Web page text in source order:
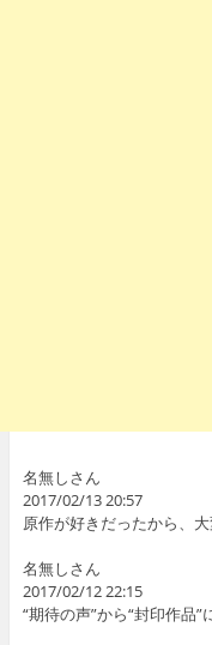
名無しさん
2017/02/13 20:57
原作が好きだったから、大
名無しさん
2017/02/12 22:15
“期待の声”から“封印作品